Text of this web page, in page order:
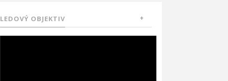
LEDOVÝ OBJEKTIV